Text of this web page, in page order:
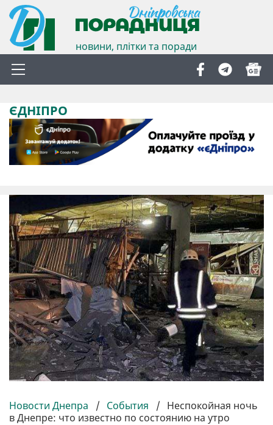
новини, плітки та поради
ЄДНІПРО
Новости Днепра / События / Неспокойная ночь
в Днепре: что известно по состоянию на утро